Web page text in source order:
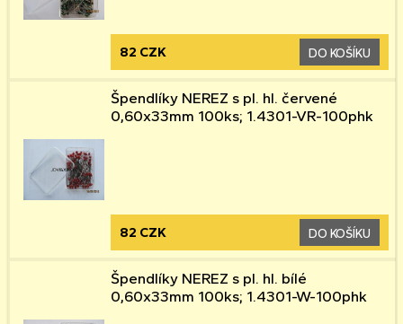
82 CZK DO KOŠÍKU
Špendlíky NEREZ s pl. hl. červené
0,60x33mm 100ks; 1.4301-VR-100phk
82 CZK DO KOŠÍKU
Špendlíky NEREZ s pl. hl. bílé
0,60x33mm 100ks; 1.4301-W-100phk